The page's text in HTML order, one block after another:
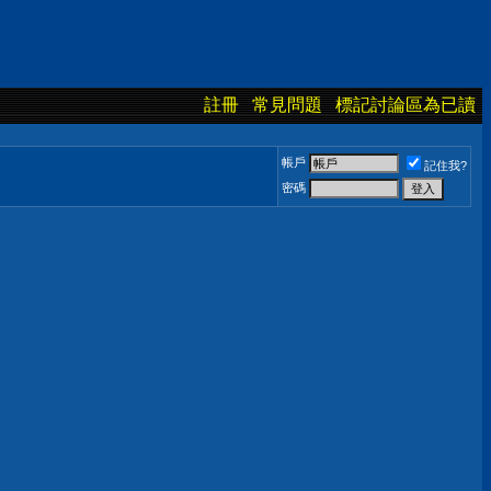
註冊 常見問題 標記討論區為已讀
帳戶
記住我?
密碼